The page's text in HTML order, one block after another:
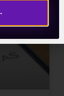
COM ISSO